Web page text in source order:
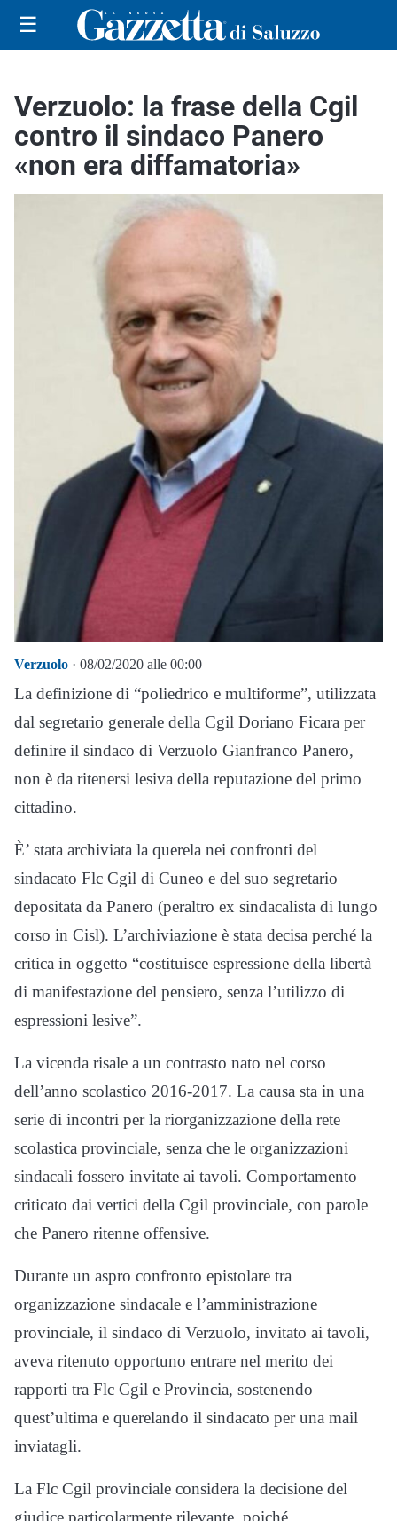
☰
Verzuolo: la frase della Cgil
contro il sindaco Panero
«non era diffamatoria»
Verzuolo · 08/02/2020 alle 00:00
La definizione di “poliedrico e multiforme”, utilizzata
dal segretario generale della Cgil Doriano Ficara per
definire il sindaco di Verzuolo Gianfranco Panero,
non è da ritenersi lesiva della reputazione del primo
cittadino.
È’ stata archiviata la querela nei confronti del
sindacato Flc Cgil di Cuneo e del suo segretario
depositata da Panero (peraltro ex sindacalista di lungo
corso in Cisl). L’archiviazione è stata decisa perché la
critica in oggetto “costituisce espressione della libertà
di manifestazione del pensiero, senza l’utilizzo di
espressioni lesive”.
La vicenda risale a un contrasto nato nel corso
dell’anno scolastico 2016-2017. La causa sta in una
serie di incontri per la riorganizzazione della rete
scolastica provinciale, senza che le organizzazioni
sindacali fossero invitate ai tavoli. Comportamento
criticato dai vertici della Cgil provinciale, con parole
che Panero ritenne offensive.
Durante un aspro confronto epistolare tra
organizzazione sindacale e l’amministrazione
provinciale, il sindaco di Verzuolo, invitato ai tavoli,
aveva ritenuto opportuno entrare nel merito dei
rapporti tra Flc Cgil e Provincia, sostenendo
quest’ultima e querelando il sindacato per una mail
inviatagli.
La Flc Cgil provinciale considera la decisione del